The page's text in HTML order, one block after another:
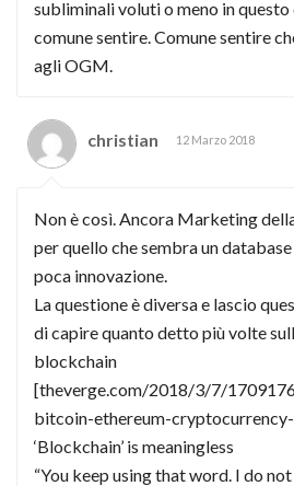
subliminali voluti o meno in questo
comune sentire. Comune sentire
agli OGM.
christian 12 Marzo 2018
Non è così. Ancora Marketing
per quello che sembra un
poca innovazione.
La questione è diversa e lascio
di capire quanto detto più volte
blockchain
[theverge.com/2018/3/7/
bitcoin-ethereum-cryptocurrency-
‘Blockchain’ is meaningless
“You keep using that word. I do